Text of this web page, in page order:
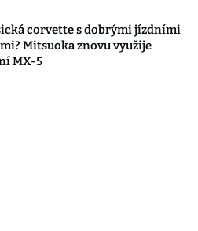
corvette s dobrými jízdními
Mitsuoka znovu využije
MX-5